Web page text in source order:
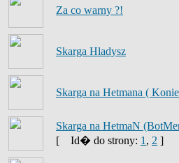
Za co warny ?!
Skarga Hladysz
Skarga na Hetmana (
Skarga na HetmaN
[
Id� do strony: 1 , 2 ]